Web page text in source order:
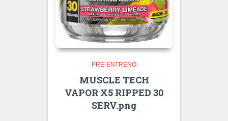
PRE-ENTRENO
MUSCLE TECH
VAPOR X5 RIPPED 30
SERV.png